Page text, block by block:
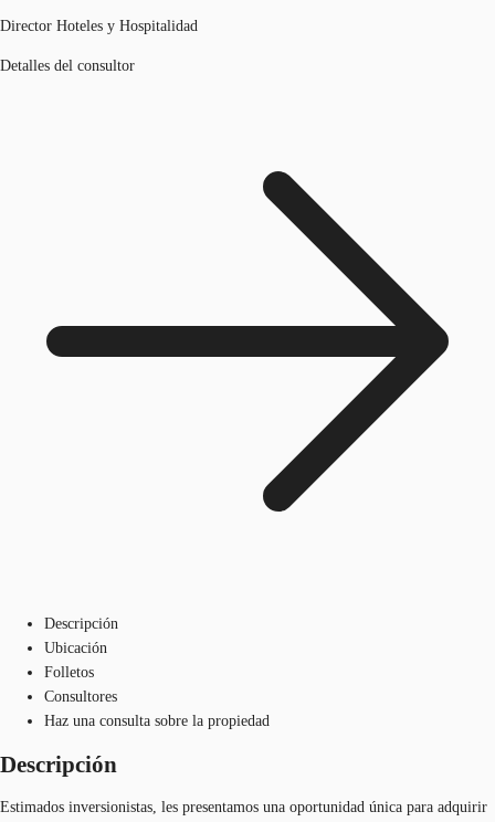
Director Hoteles y Hospitalidad
Detalles del consultor
Descripción
Ubicación
Folletos
Consultores
Haz una consulta sobre la propiedad
Descripción
Estimados inversionistas, les presentamos una oportunidad única para adquirir